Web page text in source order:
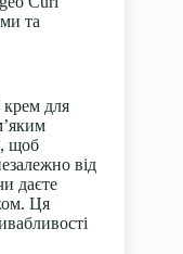
та
крем для
щоб
від
даєте
Ця